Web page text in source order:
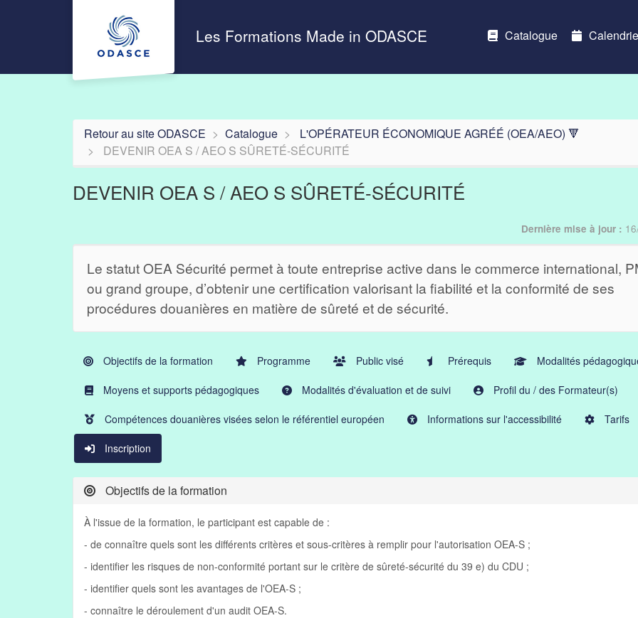
Aller au menu principal
Aller au contenu principal
Personnaliser l'interface
Les Formations Made in ODASCE Catalogue
Retour au site ODASCE Catalogue
L'OPÉRATEUR ÉCONOMIQUE AGRÉÉ (OEA/AEO) 🔻
DEVENIR OEA S / AEO S SÛRETÉ-SÉCURITÉ
DEVENIR OEA S / AEO S SÛRETÉ-SÉCURITÉ
Dernière mise à jour :
Le statut OEA Sécurité permet à toute entreprise active dans le commerce international,
ou grand groupe, d’obtenir une certification valorisant la fiabilité et la conformité de ses
procédures douanières en matière de sûreté et de sécurité.
Objectifs de la formation Programme Public visé Prérequis Modalités
Moyens et supports pédagogiques Modalités d'évaluation et de suivi Profil du / des Formateur(s)
Compétences douanières visées selon le référentiel européen Informations sur l'accessibilité Tarifs
Inscription
Objectifs de la formation
À l'issue de la formation, le participant est capable de :
- de connaître quels sont les différents critères et sous-critères à remplir pour l'autorisation OEA-S ;
- identifier les risques de non-conformité portant sur le critère de sûreté-sécurité du 39 e) du CDU ;
- identifier quels sont les avantages de l'OEA-S ;
- connaître le déroulement d'un audit OEA-S.